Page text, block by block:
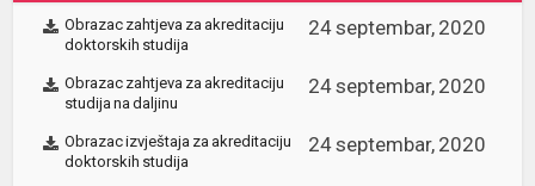
24 septembar, 2020
Obrazac zahtjeva za akreditaciju
doktorskih studija
24 septembar, 2020
Obrazac zahtjeva za akreditaciju
studija na daljinu
24 septembar, 2020
Obrazac izvještaja za akreditaciju
doktorskih studija